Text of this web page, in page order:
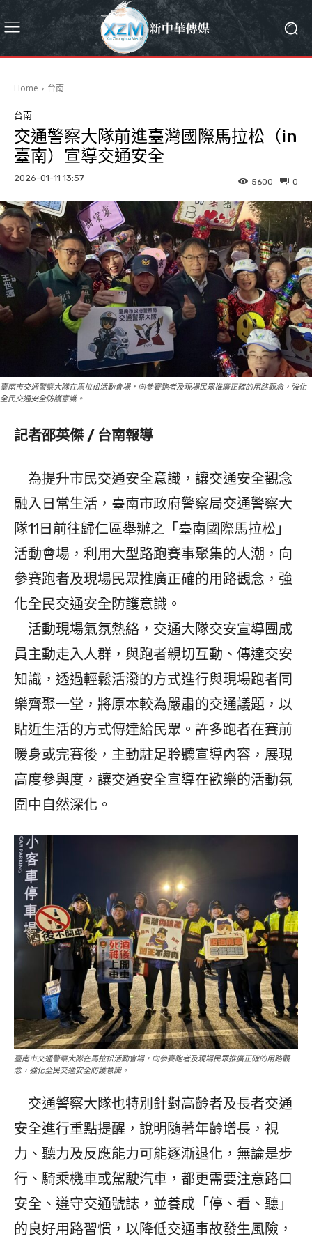
Home 台南
台南
交通警察大隊前進臺灣國際馬拉松（in
臺南）宣導交通安全
2026-01-11 13:57 0
5600
臺南市交通警察大隊在馬拉松活動會場，向參賽跑者及現場民眾推廣正確的用路觀念，強化
全民交通安全防護意識。
記者邵英傑 / 台南報導
為提升市民交通安全意識，讓交通安全觀念
融入日常生活，臺南市政府警察局交通警察大
隊11日前往歸仁區舉辦之「臺南國際馬拉松」
活動會場，利用大型路跑賽事聚集的人潮，向
參賽跑者及現場民眾推廣正確的用路觀念，強
化全民交通安全防護意識。
活動現場氣氛熱絡，交通大隊交安宣導團成
員主動走入人群，與跑者親切互動、傳達交安
知識，透過輕鬆活潑的方式進行與現場跑者同
樂齊聚一堂，將原本較為嚴肅的交通議題，以
貼近生活的方式傳達給民眾。許多跑者在賽前
暖身或完賽後，主動駐足聆聽宣導內容，展現
高度參與度，讓交通安全宣導在歡樂的活動氛
圍中自然深化。
臺南市交通警察大隊在馬拉松活動會場，向參賽跑者及現場民眾推廣正確的用路觀
念，強化全民交通安全防護意識。
交通警察大隊也特別針對高齡者及長者交通
安全進行重點提醒，說明隨著年齡增長，視
力、聽力及反應能力可能逐漸退化，無論是步
行、騎乘機車或駕駛汽車，都更需要注意路口
安全、遵守交通號誌，並養成「停、看、聽」
的良好用路習慣，以降低交通事故發生風險，